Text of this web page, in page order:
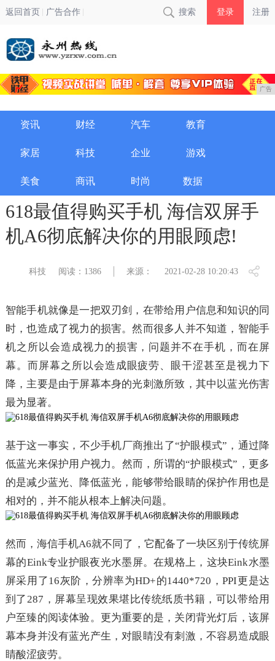
返回首页 广告合作 搜索 登录 注册
广告
资讯 财经 汽车 教育
家居 科技 企业 游戏
美食 商讯 时尚 数据
618最值得购买手机 海信双屏手
机A6彻底解决你的用眼顾虑!
科技 阅读：1386 来源： 2021-02-28 10:20:43
智能手机就像是一把双刃剑，在带给用户信息和知识的同
时，也造成了视力的损害。然而很多人并不知道，智能手
机之所以会造成视力的损害，问题并不在手机，而在屏
幕。而屏幕之所以会造成眼疲劳、眼干涩甚至是视力下
降，主要是由于屏幕本身的光刺激所致，其中以蓝光伤害
最为显著。
基于这一事实，不少手机厂商推出了“护眼模式”，通过降
低蓝光来保护用户视力。然而，所谓的“护眼模式”，更多
的是减少蓝光、降低蓝光，能够带给眼睛的保护作用也是
相对的，并不能从根本上解决问题。
然而，海信手机A6就不同了，它配备了一块区别于传统屏
幕的Eink专业护眼夜光水墨屏。在规格上，这块Eink水墨
屏采用了16灰阶，分辨率为HD+的1440*720，PPI更是达
到了287，屏幕呈现效果堪比传统纸质书籍，可以带给用
户至臻的阅读体验。更为重要的是，关闭背光灯后，该屏
幕本身并没有蓝光产生，对眼睛没有刺激，不容易造成眼
睛酸涩疲劳。